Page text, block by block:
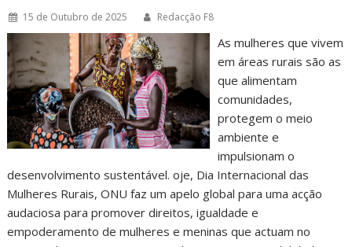
15 de Outubro de 2025 Redacção F8
As mulheres que vivem
em áreas rurais são as
que alimentam
comunidades,
protegem o meio
ambiente e
impulsionam o
desenvolvimento sustentável. oje, Dia Internacional das
Mulheres Rurais, ONU faz um apelo global para uma acção
audaciosa para promover direitos, igualdade e
empoderamento de mulheres e meninas que actuam no